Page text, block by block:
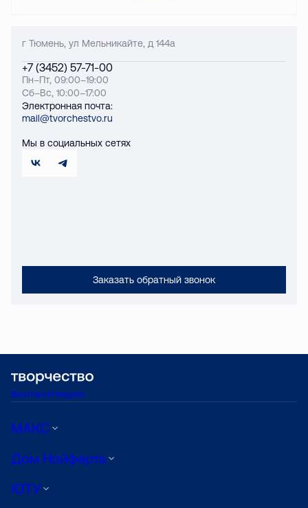
г Тюмень, ул Мельникайте, д 144а
+7 (3452) 57-71-00
Пн–Пт, 09:00–19:00
Сб–Вс, 10:00–17:00
Электронная почта:
mail@tvorchestvo.ru
Мы в социальных сетях
Заказать обратный звонок
ВконтактеTelegram
МАКС
Дом Нойферта
ЮТУ